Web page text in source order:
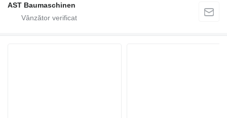
AST Baumaschinen